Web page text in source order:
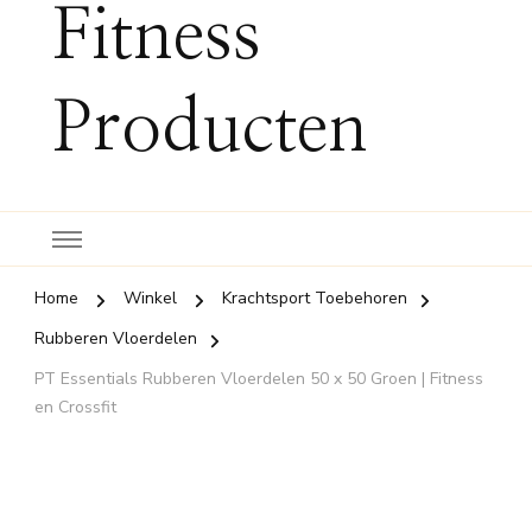
Fitness
Producten
Home Winkel
Krachtsport Toebehoren
Rubberen Vloerdelen
PT Essentials Rubberen Vloerdelen 50 x 50 Groen | Fitness
en Crossfit